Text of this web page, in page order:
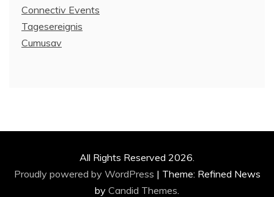
Connectiv Events
Tagesereignis
Cumusav
All Rights Reserved 2026.
Proudly powered by WordPress | Theme: Refined News
by Candid Themes